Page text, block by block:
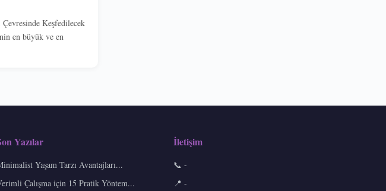
Keşfedilecek
en büyük ve en
Yazılar
Yaşam Tarzı Avantajları...
Çalışma için 15 Pratik Yöntem...
İletişim
📞 -
📍 -